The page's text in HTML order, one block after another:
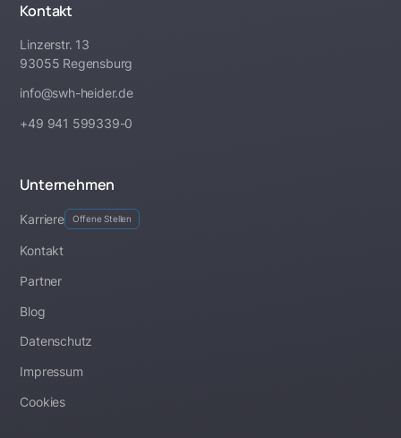
Kontakt
Linzerstr. 13
93055 Regensburg
info@swh-heider.de
+49 941 599339-0
Unternehmen
Karriere Offene Stellen
Kontakt
Partner
Blog
Datenschutz
Impressum
Cookies